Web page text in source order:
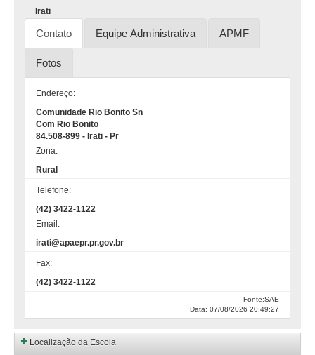
Irati
Contato Equipe Administrativa APMF
Fotos
Endereço:
Comunidade Rio Bonito Sn
Com Rio Bonito
84.508-899 - Irati - Pr
Zona:
Rural
Telefone:
(42) 3422-1122
Email:
irati@apaepr.pr.gov.br
Fax:
(42) 3422-1122
Fonte:SAE
Data: 07/08/2026 20:49:27
Localização da Escola